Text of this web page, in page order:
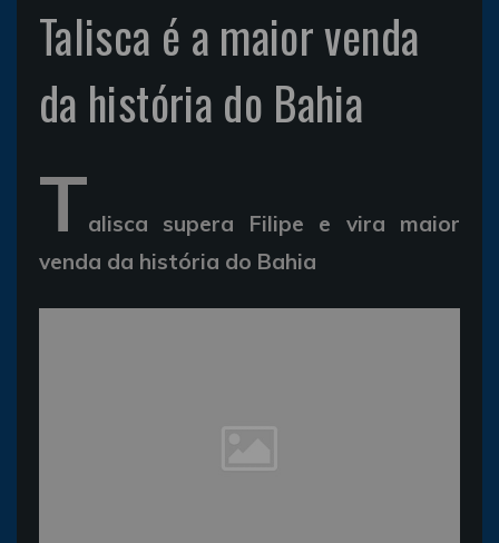
Talisca é a maior venda
da história do Bahia
Talisca supera Filipe e vira maior
venda da história do Bahia